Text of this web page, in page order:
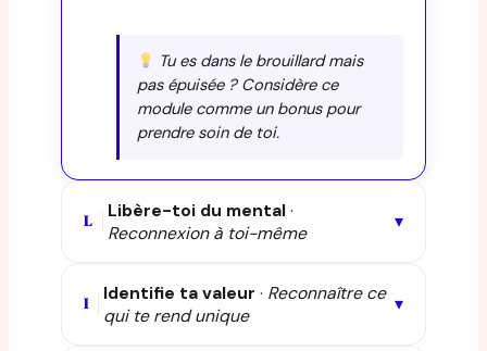
Tu es dans le brouillard mais
pas épuisée ? Considère ce
module comme un bonus pour
prendre soin de toi.
L Libère-toi du mental·
Reconnexion à toi-même
▾
I Identifie ta valeur · Reconnaître ce
qui te rend unique
▾